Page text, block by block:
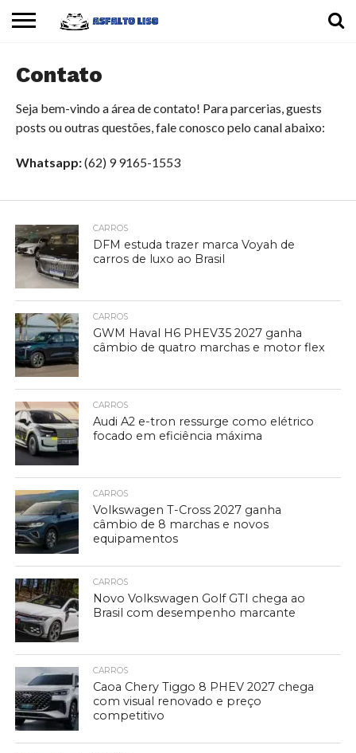
CARROS
MOTOS
DICAS
Contato
Seja bem-vindo a área de contato! Para parcerias, guests
posts ou outras questões, fale conosco pelo canal abaixo:
Whatsapp:(62) 9 9165-1553
CARROS
DFM estuda trazer marca Voyah de
carros de luxo ao Brasil
CARROS
GWM Haval H6 PHEV35 2027 ganha
câmbio de quatro marchas e motor flex
CARROS
Audi A2 e-tron ressurge como elétrico
focado em eficiência máxima
CARROS
Volkswagen T-Cross 2027 ganha
câmbio de 8 marchas e novos
equipamentos
CARROS
Novo Volkswagen Golf GTI chega ao
Brasil com desempenho marcante
CARROS
Caoa Chery Tiggo 8 PHEV 2027 chega
com visual renovado e preço
competitivo